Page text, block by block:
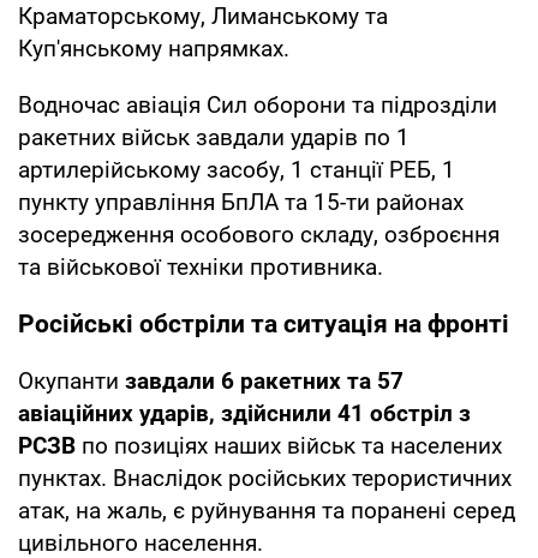
Краматорському, Лиманському та
Куп'янському напрямках.
Водночас авіація Сил оборони та підрозділи
ракетних військ завдали ударів по 1
артилерійському засобу, 1 станції РЕБ, 1
пункту управління БпЛА та 15-ти районах
зосередження особового складу, озброєння
та військової техніки противника.
Російські обстріли та ситуація на фронті
Окупанти завдали 6 ракетних та 57
авіаційних ударів, здійснили 41 обстріл з
РСЗВ по позиціях наших військ та населених
пунктах. Внаслідок російських терористичних
атак, на жаль, є руйнування та поранені серед
цивільного населення.